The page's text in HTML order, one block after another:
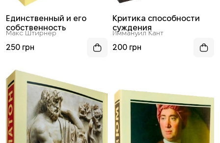
Единственный и его
собственность
Макс Штирнер
250 грн
Критика способности
суждения
Иммануил Кант
200 грн